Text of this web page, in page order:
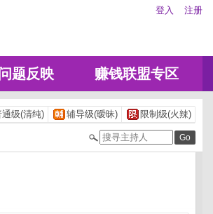
登入 注册
题反映 赚钱联盟专区
通级(清纯) 辅导级(暧昧) 限制级(火辣)